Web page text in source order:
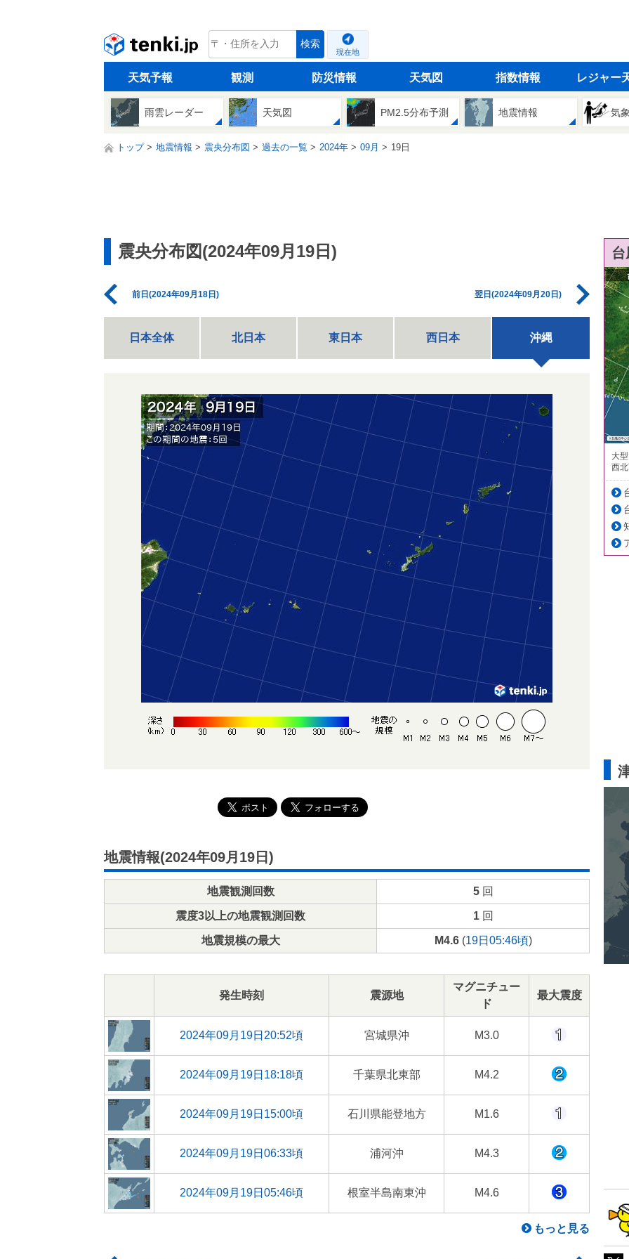
tenki.jp 検索
現在地
天気予報 観測 防災情報 天気図 指数情報 レジャー
雨雲レーダー 天気図 PM2.5分布予測 地震情報 気
トップ 地震情報 震央分布図 過去の一覧 2024年 09月 19日
震央分布図(2024年09月19日)
前日(2024年09月18日) 翌日(2024年09月20日)
日本全体 北日本 東日本 西日本 沖縄
地震情報(2024年09月19日)
地震観測回数 5回
震度3以上の地震観測回数 1回
地震規模の最大 M4.6(19日05:46頃)
発生時刻 震源地
マグニチュー
ド
最大震度
2024年09月19日20:52頃 宮城県沖 M3.0
2024年09月19日18:18頃 千葉県北東部 M4.2
2024年09月19日15:00頃 石川県能登地方 M1.6
2024年09月19日06:33頃 浦河沖 M4.3
2024年09月19日05:46頃 根室半島南東沖 M4.6
もっと見る
大
西